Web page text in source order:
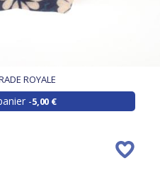
ROYALE
5,00 €